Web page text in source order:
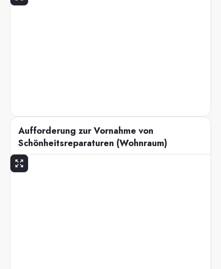
Aufforderung zur Vornahme von
Schönheitsreparaturen (Wohnraum)